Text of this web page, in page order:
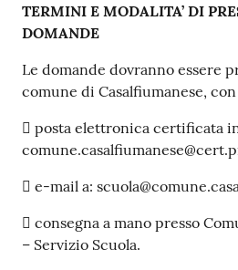
TERMINI E MODALITA’ DI
DOMANDE
Le domande dovranno essere
comune di Casalfiumanese,
 posta elettronica certificata
 e-mail a:
 consegna a mano presso
– Servizio Scuola.